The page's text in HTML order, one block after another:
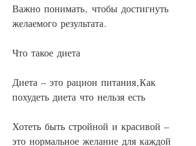
Важно понимать, чтобы достигнуть
желаемого результата.
Что такое диета
Диета – это рацион питания,Как
похудеть диета что нельзя есть
Хотеть быть стройной и красивой –
это нормальное желание для каждой